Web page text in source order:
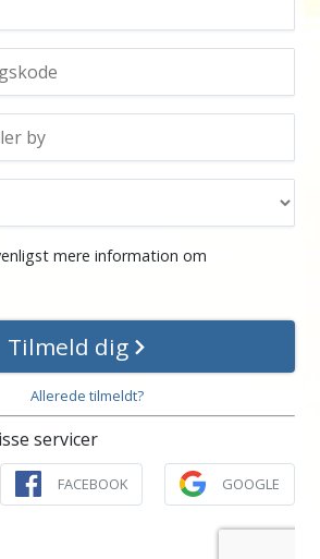
mere information om
Tilmeld dig
Allerede tilmeldt?
servicer
FACEBOOK GOOGLE